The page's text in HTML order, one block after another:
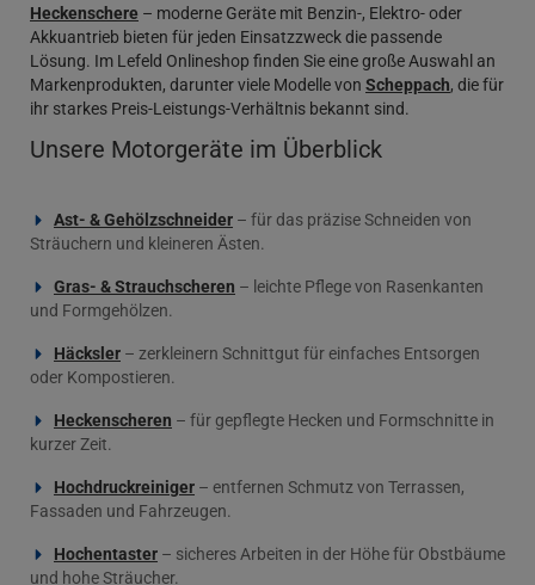
Heckenschere – moderne Geräte mit Benzin-, Elektro- oder
Akkuantrieb bieten für jeden Einsatzzweck die passende
Lösung. Im Lefeld Onlineshop finden Sie eine große Auswahl an
Markenprodukten, darunter viele Modelle von Scheppach, die für
ihr starkes Preis-Leistungs-Verhältnis bekannt sind.
Unsere Motorgeräte im Überblick
Ast- & Gehölzschneider – für das präzise Schneiden von
Sträuchern und kleineren Ästen.
Gras- & Strauchscheren – leichte Pflege von Rasenkanten
und Formgehölzen.
Häcksler – zerkleinern Schnittgut für einfaches Entsorgen
oder Kompostieren.
Heckenscheren – für gepflegte Hecken und Formschnitte in
kurzer Zeit.
Hochdruckreiniger – entfernen Schmutz von Terrassen,
Fassaden und Fahrzeugen.
Hochentaster – sicheres Arbeiten in der Höhe für Obstbäume
und hohe Sträucher.